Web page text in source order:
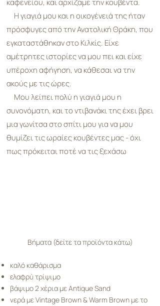
καφενείου, και αρχίζαμε την κουβέντα.
Η γιαγιά μου και η οικογένειά της ήταν
πρόσφυγες από την Ανατολική Θράκη, που
εγκαταστάθηκαν στο Κιλκίς. Είχε
αμέτρητες ιστορίες να μου πει και είχε
υπέροχη αφήγηση, να κάθεσαι να την
ακούς με τις ώρες.
Μου λείπει πολύ η γιαγιά μου η
συνονόματη, και το ντιβανάκι της έχει βρει
μια γωνίτσα στο σπίτι μου για να μου
θυμίζει τις ωραίες κουβέντες μας - όχι
πως πρόκειται ποτέ να τις ξεχάσω
Βήματα (δείτε τα προϊόντα κάτω)
καλό καθάρισμα
ελαφρύ τρίψιμο
βάψιμο 2 χέρια με Antique Sand
νερά με Vintage Brown & Warm Brown με το